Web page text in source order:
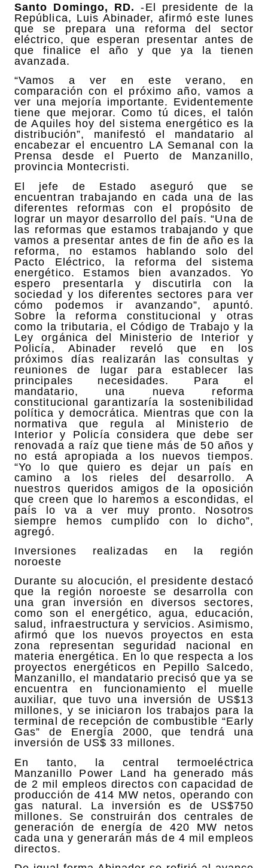
Santo Domingo, RD. -El presidente de la
República, Luis Abinader, afirmó este lunes
que se prepara una reforma del sector
eléctrico, que esperan presentar antes de
que finalice el año y que ya la tienen
avanzada.
“Vamos a ver en este verano, en
comparación con el próximo año, vamos a
ver una mejoría importante. Evidentemente
tiene que mejorar. Como tú dices, el talón
de Aquiles hoy del sistema energético es la
distribución”, manifestó el mandatario al
encabezar el encuentro LA Semanal con la
Prensa desde el Puerto de Manzanillo,
provincia Montecristi.
El jefe de Estado aseguró que se
encuentran trabajando en cada una de las
diferentes reformas con el propósito de
lograr un mayor desarrollo del país. “Una de
las reformas que estamos trabajando y que
vamos a presentar antes de fin de año es la
reforma, no estamos hablando solo del
Pacto Eléctrico, la reforma del sistema
energético. Estamos bien avanzados. Yo
espero presentarla y discutirla con la
sociedad y los diferentes sectores para ver
cómo podemos ir avanzando”, apuntó.
Sobre la reforma constitucional y otras
como la tributaria, el Código de Trabajo y la
Ley orgánica del Ministerio de Interior y
Policía, Abinader reveló que en los
próximos días realizarán las consultas y
reuniones de lugar para establecer las
principales necesidades. Para el
mandatario, una nueva reforma
constitucional garantizaría la sostenibilidad
política y democrática. Mientras que con la
normativa que regula al Ministerio de
Interior y Policía considera que debe ser
renovada a raíz que tiene más de 50 años y
no está apropiada a los nuevos tiempos.
“Yo lo que quiero es dejar un país en
camino a los rieles del desarrollo. A
nuestros queridos amigos de la oposición
que creen que lo haremos a escondidas, el
país lo va a ver muy pronto. Nosotros
siempre hemos cumplido con lo dicho”,
agregó.
Inversiones realizadas en la región
noroeste
Durante su alocución, el presidente destacó
que la región noroeste se desarrolla con
una gran inversión en diversos sectores,
como son el energético, agua, educación,
salud, infraestructura y servicios. Asimismo,
afirmó que los nuevos proyectos en esta
zona representan seguridad nacional en
materia energética. En lo que respecta a los
proyectos energéticos en Pepillo Salcedo,
Manzanillo, el mandatario precisó que ya se
encuentra en funcionamiento el muelle
auxiliar, que tuvo una inversión de US$13
millones, y se iniciaron los trabajos para la
terminal de recepción de combustible “Early
Gas” de Energía 2000, que tendrá una
inversión de US$ 33 millones.
En tanto, la central termoeléctrica
Manzanillo Power Land ha generado más
de 2 mil empleos directos con capacidad de
producción de 414 MW netos, operando con
gas natural. La inversión es de US$750
millones. Se construirán dos centrales de
generación de energía de 420 MW netos
cada una y generarán más de 4 mil empleos
directos.